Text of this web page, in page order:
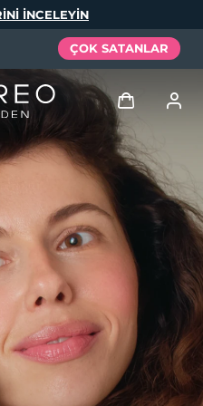
INCELEYIN
ÇOK SATANLAR
Giriş
Kullanici profi̇li̇
Cihazlarım
Siparişlerim
Adresim
Aboneliklerim
Elixir
Español
Português
Русский
繁體中文